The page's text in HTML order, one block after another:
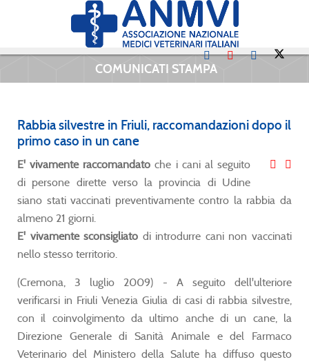
COMUNICATI STAMPA
Rabbia silvestre in Friuli, raccomandazioni dopo il
primo caso in un cane
E' vivamente raccomandato che i cani al seguito
di persone dirette verso la provincia di Udine
siano stati vaccinati preventivamente contro la rabbia da
almeno 21 giorni.
E' vivamente sconsigliato di introdurre cani non vaccinati
nello stesso territorio.
(Cremona, 3 luglio 2009) - A seguito dell'ulteriore
verificarsi in Friuli Venezia Giulia di casi di rabbia silvestre,
con il coinvolgimento da ultimo anche di un cane, la
Direzione Generale di Sanità Animale e del Farmaco
Veterinario del Ministero della Salute ha diffuso questo